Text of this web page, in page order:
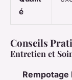
é
Conseils
Entretien et
Rempotage